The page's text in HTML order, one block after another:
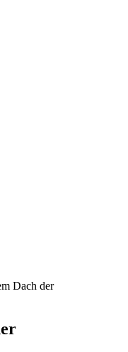
Dach der